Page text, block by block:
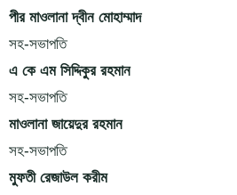
পীর মাওলানা দ্বীন মোহাম্মাদ
সহ-সভাপতি
এ কে এম সিদ্দিকুর রহমান
সহ-সভাপতি
মাওলানা জায়েদুর রহমান
সহ-সভাপতি
মুফতী রেজাউল করীম